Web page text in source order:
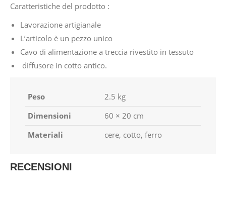
Caratteristiche del prodotto :
Lavorazione artigianale
L’articolo è un pezzo unico
Cavo di alimentazione a treccia rivestito in tessuto
diffusore in cotto antico.
Peso
2.5 kg
Dimensioni
60 × 20 cm
Materiali
cere, cotto, ferro
RECENSIONI